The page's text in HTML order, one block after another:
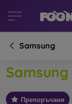
Samsung
Samsung
Препоръчани